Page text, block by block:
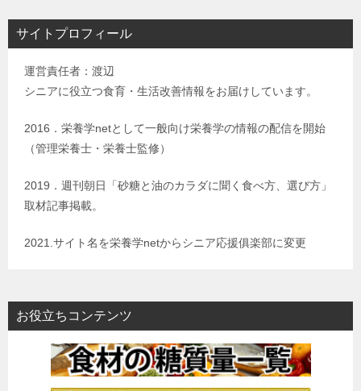
サイトプロフィール
運営責任者：渡辺
シニアに役立つ食育・生活改善情報をお届けしています。
2016．栄養学netとして一般向け栄養学の情報の配信を開始
（管理栄養士・栄養士監修）
2019．週刊朝日「砂糖と油のカラダに聞く食べ方、選び方」
取材記事掲載。
2021.サイト名を栄養学netからシニア応援俱楽部に変更
お役立ちコンテンツ